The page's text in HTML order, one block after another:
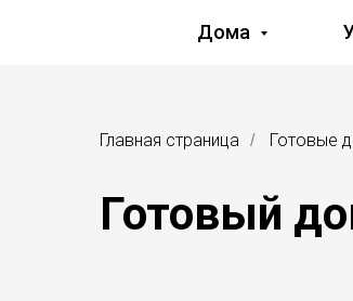
Дома
Главная страница / Готовые
Готовый